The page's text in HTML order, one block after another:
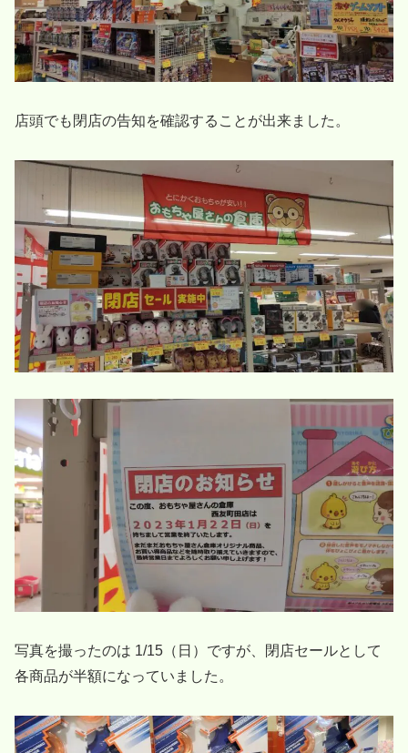
店頭でも閉店の告知を確認することが出来ました。
写真を撮ったのは 1/15（日）ですが、閉店セールとして
各商品が半額になっていました。